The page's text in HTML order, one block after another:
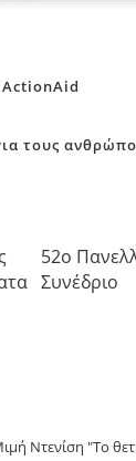
ActionAid
τους
52o
Συνέδριο
Ντενίση "Το